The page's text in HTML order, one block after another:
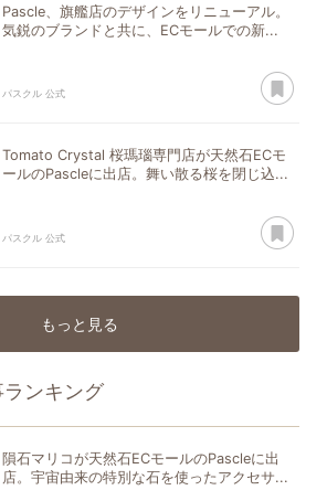
Pascle、旗艦店のデザインをリニューアル。
気鋭のブランドと共に、ECモールでの新...
パスクル 公式
Tomato Crystal 桜瑪瑙専門店が天然石ECモ
ールのPascleに出店。舞い散る桜を閉じ込...
パスクル 公式
もっと見る
ンキング
隕石マリコが天然石ECモールのPascleに出
店。宇宙由来の特別な石を使ったアクセサ...